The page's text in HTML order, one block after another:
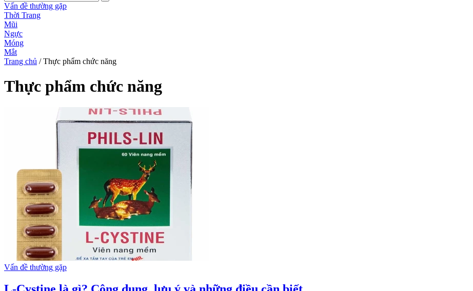
Vấn đề thường gặp
Thời Trang
Mũi
Ngực
Móng
Mắt
Trang chủ / Thực phẩm chức năng
Thực phẩm chức năng
Vấn đề thường gặp